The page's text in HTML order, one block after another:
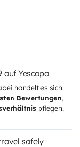
auf Yescapa
handelt es sich
Bewertungen,
pflegen.
safely